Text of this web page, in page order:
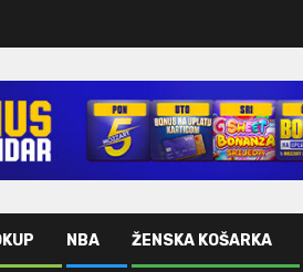
NBA ŽENSKA KOŠARKA